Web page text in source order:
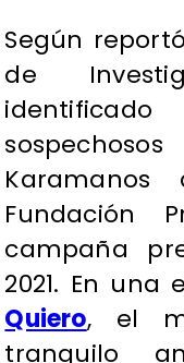
Según
de
Fundación
campaña
2021. En una
Quiero, el
tranquilo